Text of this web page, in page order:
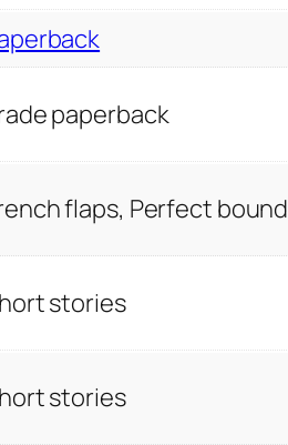
paperback
flaps, Perfect bound
stories
stories